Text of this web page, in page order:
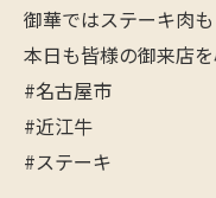
御華ではステーキ肉
本日も皆様の御来店
#名古屋市
#近江牛
#ステーキ